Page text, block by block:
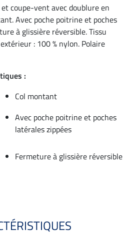
coupe-vent avec doublure en
Avec poche poitrine et poches
à glissière réversible. Tissu
: 100 % nylon. Polaire
:
Col montant
Avec poche poitrine et poches
latérales zippées
Fermeture à glissière réversible